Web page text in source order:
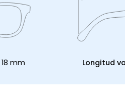
18 mm Longitud